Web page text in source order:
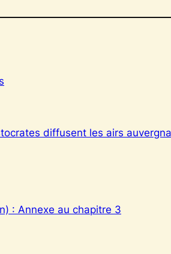
diffusent les airs
: Annexe au chapitre 3